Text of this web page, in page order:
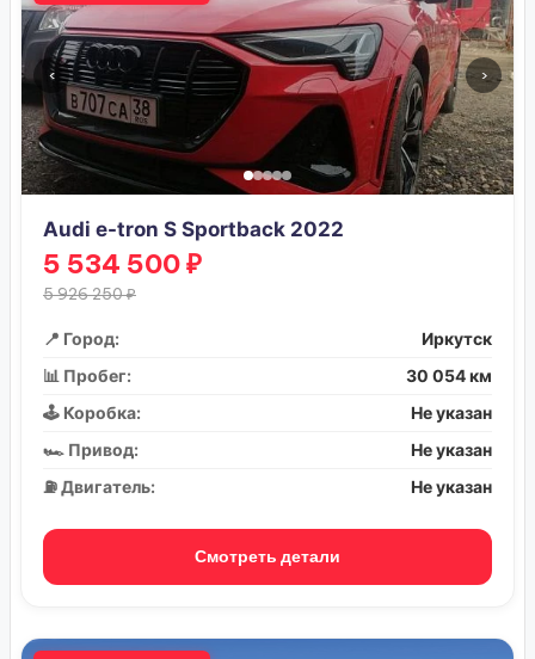
‹ ›
Audi e-tron S Sportback 2022
5 534 500 ₽
5 926 250 ₽
📍 Город:
Иркутск
📊 Пробег:
30 054 км
🕹️ Коробка:
Не указан
🏎️ Привод:
Не указан
⛽ Двигатель:
Не указан
Смотреть детали